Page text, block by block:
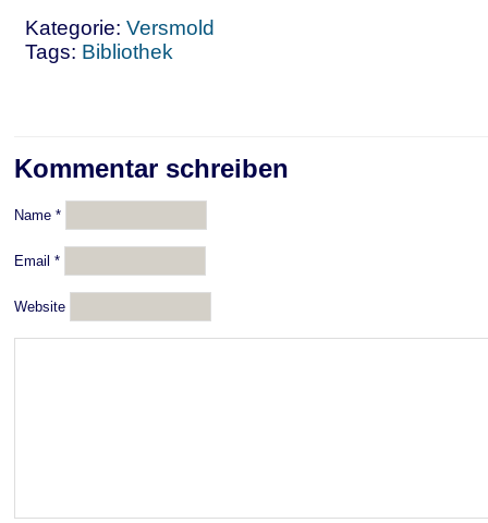
Kategorie: Versmold
Tags: Bibliothek
Kommentar schreiben
Name *
Email *
Website